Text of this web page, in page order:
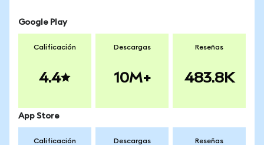
Google Play
Calificación
4.4
Descargas
10M+
Reseñas
483.8K
App Store
Calificación Descargas Reseñas